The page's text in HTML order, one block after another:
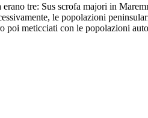
tre: Sus scrofa majori in
le popolazioni
poi meticciati con le popolazioni